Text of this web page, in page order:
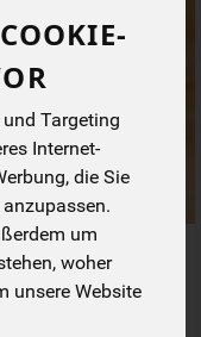
Targeting
Internet-
die Sie
um
woher
unsere Website
Luzerne Keimsaat
bioSnacky